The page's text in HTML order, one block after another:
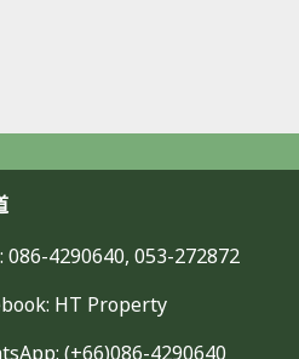
086-4290640, 053-272872
HT Property